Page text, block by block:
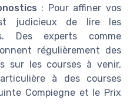
: Pour affiner vos
judicieux de lire les
Des experts comme
régulièrement des
sur les courses à venir,
à des courses
Compiegne et le Prix